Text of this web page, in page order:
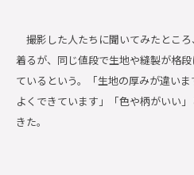
撮影した人たちに聞いてみたとこ
着るが、同じ値段で生地や縫製が格
ているという。「生地の厚みが違い
よくできています」「色や柄がいい
きた。